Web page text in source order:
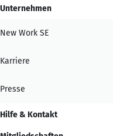
Unternehmen
New Work SE
Karriere
Presse
Hilfe & Kontakt